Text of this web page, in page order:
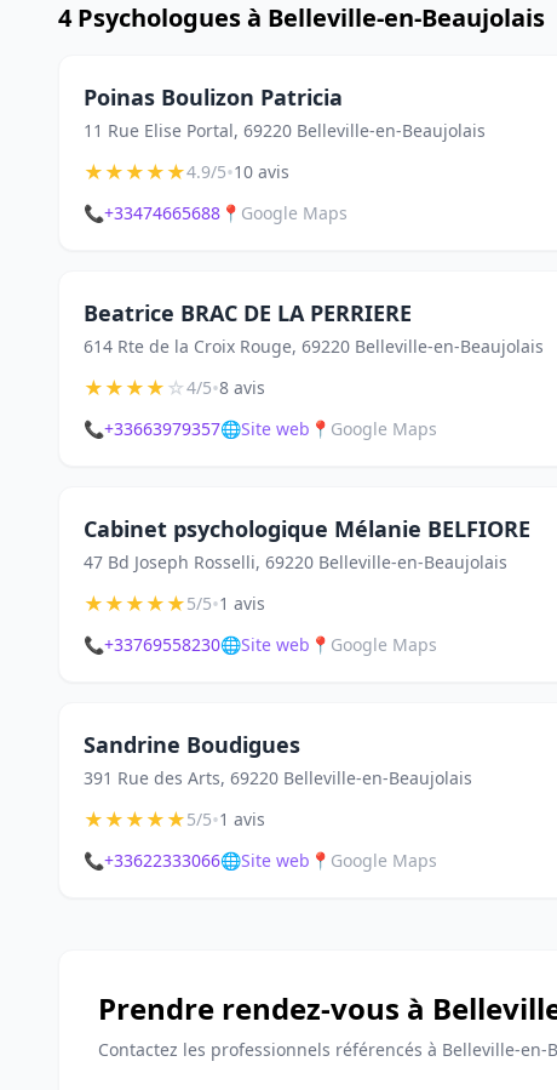
4 Psychologues à Belleville-en-Beaujolais
Poinas Boulizon Patricia
11 Rue Elise Portal, 69220 Belleville-en-Beaujolais
★★★★★4.9/5•10 avis
📞+33474665688 📍 Google Maps
Beatrice BRAC DE LA PERRIERE
614 Rte de la Croix Rouge, 69220 Belleville-en-Beaujolais
★★★★☆4/5•8 avis
📞+33663979357🌐Site web 📍 Google Maps
Cabinet psychologique Mélanie BELFIORE
47 Bd Joseph Rosselli, 69220 Belleville-en-Beaujolais
★★★★★5/5•1 avis
📞+33769558230🌐Site web 📍 Google Maps
Sandrine Boudigues
391 Rue des Arts, 69220 Belleville-en-Beaujolais
★★★★★5/5•1 avis
📞+33622333066🌐Site web 📍 Google Maps
Prendre rendez-vous à
Contactez les professionnels référencés à Belleville-